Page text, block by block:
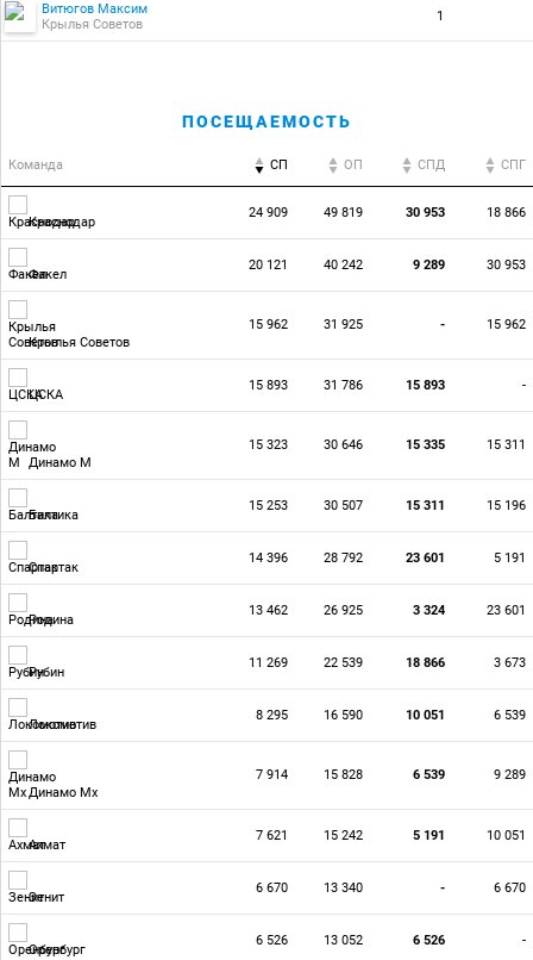
Витюгов Максим
Крылья Советов
1
ПОСЕЩАЕМОСТЬ
Команда СП ОП CПД CПГ
Краснодар
24 909 49 819 30 953 18 866
Факел
20 121 40 242 9 289 30 953
Крылья Советов
15 962 31 925 - 15 962
ЦСКА
15 893 31 786 15 893 -
Динамо М
15 323 30 646 15 335 15 311
Балтика
15 253 30 507 15 311 15 196
Спартак
14 396 28 792 23 601 5 191
Родина
13 462 26 925 3 324 23 601
Рубин
11 269 22 539 18 866 3 673
Локомотив
8 295 16 590 10 051 6 539
Динамо Мх
7 914 15 828 6 539 9 289
Ахмат
7 621 15 242 5 191 10 051
Зенит
6 670 13 340 - 6 670
Оренбург
6 526 13 052 6 526 -